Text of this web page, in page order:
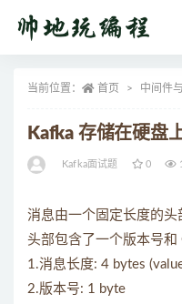
当前位置： 首页 中间件
Kafka 存储在硬盘
Kafka面试题 0
消息由一个固定长度的头
头部包含了一个版本号和
1.消息长度: 4 bytes
2.版本号: 1 byte